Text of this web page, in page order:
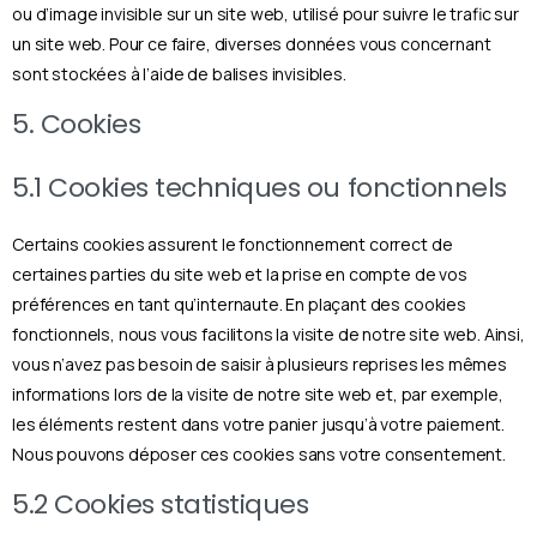
ou d’image invisible sur un site web, utilisé pour suivre le trafic sur
un site web. Pour ce faire, diverses données vous concernant
sont stockées à l’aide de balises invisibles.
5. Cookies
5.1 Cookies techniques ou fonctionnels
Certains cookies assurent le fonctionnement correct de
certaines parties du site web et la prise en compte de vos
préférences en tant qu’internaute. En plaçant des cookies
fonctionnels, nous vous facilitons la visite de notre site web. Ainsi,
vous n’avez pas besoin de saisir à plusieurs reprises les mêmes
informations lors de la visite de notre site web et, par exemple,
les éléments restent dans votre panier jusqu’à votre paiement.
Nous pouvons déposer ces cookies sans votre consentement.
5.2 Cookies statistiques